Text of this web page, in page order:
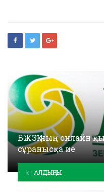
БЖЗҚ-ның онлайн
сұранысқа ие
АЛДЫҢҒЫ